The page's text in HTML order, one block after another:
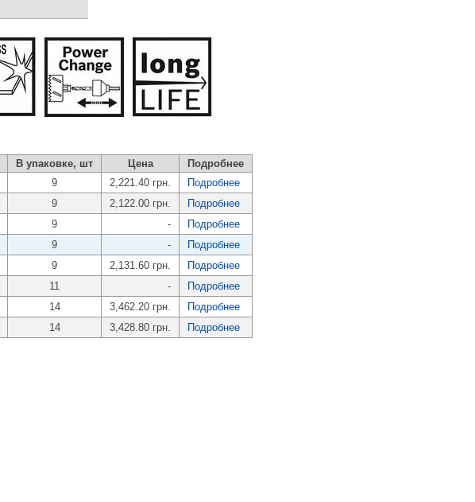
В упаковке, шт Цена
Подробнее
9 2,221.40 грн.
Подробнее
9 2,122.00 грн.
Подробнее
9 -
Подробнее
9 -
Подробнее
9 2,131.60 грн.
Подробнее
11 -
Подробнее
14 3,462.20 грн.
Подробнее
14 3,428.80 грн. Подробнее